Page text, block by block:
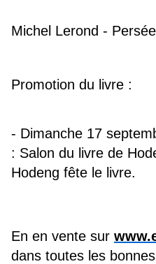
Michel Lerond -
Promotion du livre :
- Dimanche 17
: Salon du livre de
Hodeng fête le livre.
En en vente sur
dans toutes les